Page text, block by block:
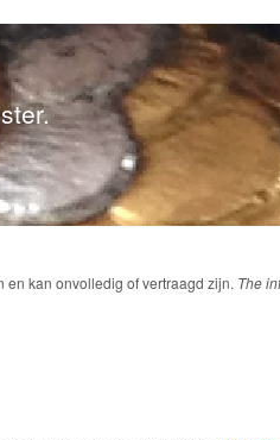
kan onvolledig of vertraagd zijn. The